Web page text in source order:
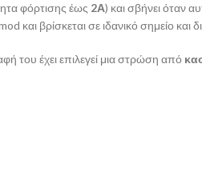
φόρτισης έως 2Α) και σβήνει όταν
βρίσκεται σε ιδανικό σημείο και
του έχει επιλεγεί μια στρώση από